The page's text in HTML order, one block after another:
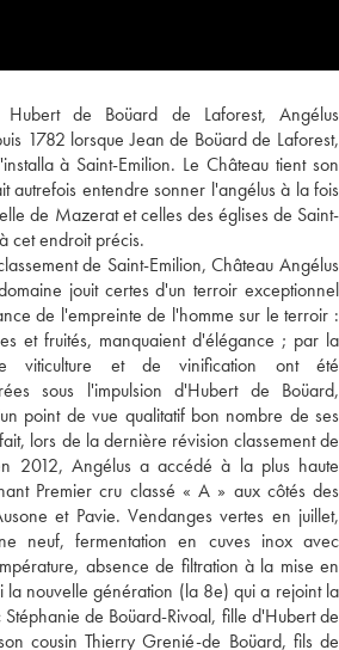
de Boüard de Laforest, Angélus
1782 lorsque Jean de Boüard de Laforest,
à Saint-Emilion. Le Château tient son
autrefois entendre sonner l'angélus à la fois
de Mazerat et celles des églises de Saint-
cet endroit précis.
de Saint-Emilion, Château Angélus
jouit certes d'un terroir exceptionnel
de l'empreinte de l'homme sur le terroir :
et fruités, manquaient d'élégance ; par la
viticulture et de vinification ont été
sous l'impulsion d'Hubert de Boüard,
point de vue qualitatif bon nombre de ses
lors de la dernière révision classement de
2012, Angélus a accédé à la plus haute
Premier cru classé « A » aux côtés des
et Pavie. Vendanges vertes en juillet,
neuf, fermentation en cuves inox avec
absence de filtration à la mise en
la nouvelle génération (la 8e) qui a rejoint la
de Boüard-Rivoal, fille d'Hubert de
cousin Thierry Grenié-de Boüard, fils de